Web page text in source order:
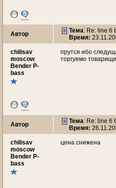
Автор Тема: Re: line 6
Время:
chilisav
moscow
Bender P-
bass
прутся ибо
торгуемо
Автор Тема: Re: line 6
Время:
chilisav
moscow
Bender P-
bass
цена снижена